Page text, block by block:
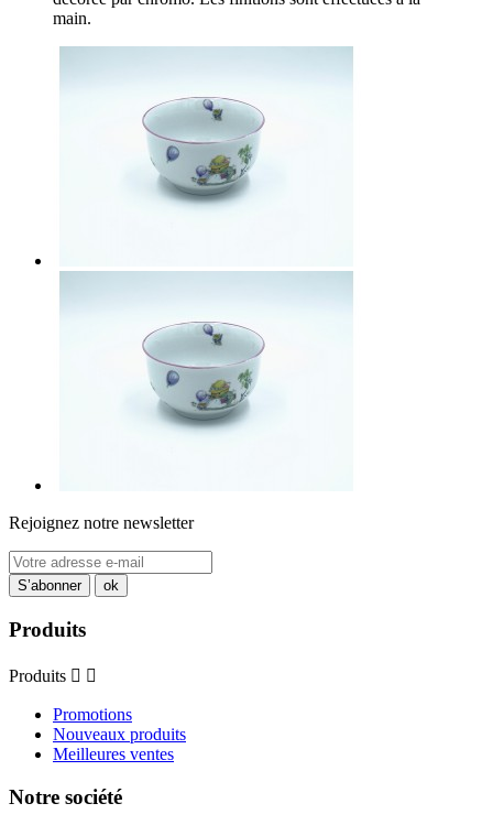
main.
Rejoignez notre newsletter
Produits
Produits  
Promotions
Nouveaux produits
Meilleures ventes
Notre société